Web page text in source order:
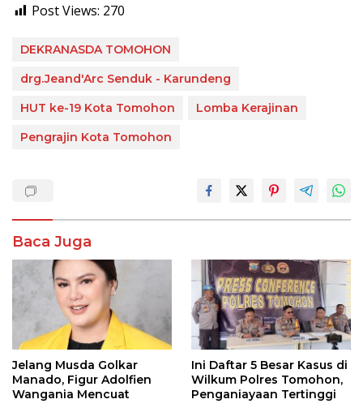
Post Views: 270
DEKRANASDA TOMOHON
drg.Jeand'Arc Senduk - Karundeng
HUT ke-19 Kota Tomohon
Lomba Kerajinan
Pengrajin Kota Tomohon
Baca Juga
Jelang Musda Golkar
Manado, Figur Adolfien
Wangania Mencuat
Ini Daftar 5 Besar Kasus di
Wilkum Polres Tomohon,
Penganiayaan Tertinggi